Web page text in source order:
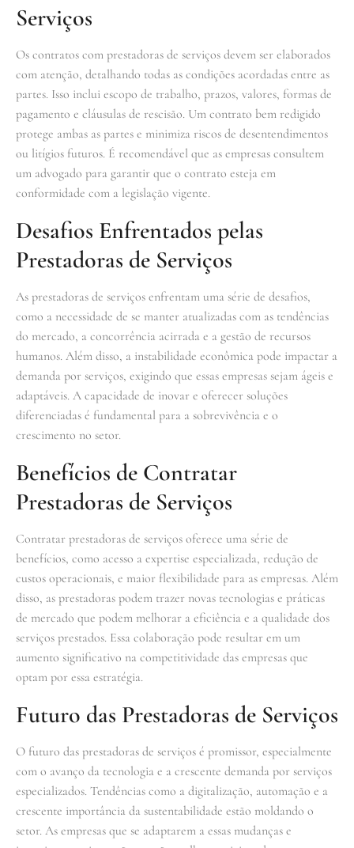
Serviços
Os contratos com prestadoras de serviços devem ser elaborados
com atenção, detalhando todas as condições acordadas entre as
partes. Isso inclui escopo de trabalho, prazos, valores, formas de
pagamento e cláusulas de rescisão. Um contrato bem redigido
protege ambas as partes e minimiza riscos de desentendimentos
ou litígios futuros. É recomendável que as empresas consultem
um advogado para garantir que o contrato esteja em
conformidade com a legislação vigente.
Desafios Enfrentados pelas
Prestadoras de Serviços
As prestadoras de serviços enfrentam uma série de desafios,
como a necessidade de se manter atualizadas com as tendências
do mercado, a concorrência acirrada e a gestão de recursos
humanos. Além disso, a instabilidade econômica pode impactar a
demanda por serviços, exigindo que essas empresas sejam ágeis e
adaptáveis. A capacidade de inovar e oferecer soluções
diferenciadas é fundamental para a sobrevivência e o
crescimento no setor.
Benefícios de Contratar
Prestadoras de Serviços
Contratar prestadoras de serviços oferece uma série de
benefícios, como acesso a expertise especializada, redução de
custos operacionais, e maior flexibilidade para as empresas. Além
disso, as prestadoras podem trazer novas tecnologias e práticas
de mercado que podem melhorar a eficiência e a qualidade dos
serviços prestados. Essa colaboração pode resultar em um
aumento significativo na competitividade das empresas que
optam por essa estratégia.
Futuro das Prestadoras de Serviços
O futuro das prestadoras de serviços é promissor, especialmente
com o avanço da tecnologia e a crescente demanda por serviços
especializados. Tendências como a digitalização, automação e a
crescente importância da sustentabilidade estão moldando o
setor. As empresas que se adaptarem a essas mudanças e